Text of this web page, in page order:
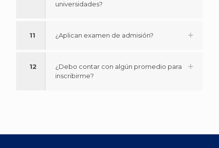
universidades?
11 ¿Aplican examen de admisión?
12
¿Debo contar con algún promedio para
inscribirme?